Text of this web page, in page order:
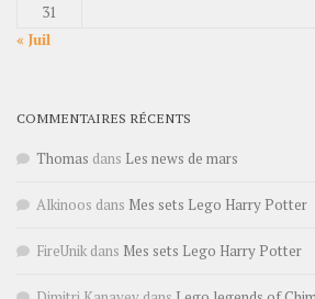
31
« Juil
COMMENTAIRES RÉCENTS
Thomas dans Les news de mars
Alkinoos dans Mes sets Lego Harry Potter
FireUnik dans Mes sets Lego Harry Potter